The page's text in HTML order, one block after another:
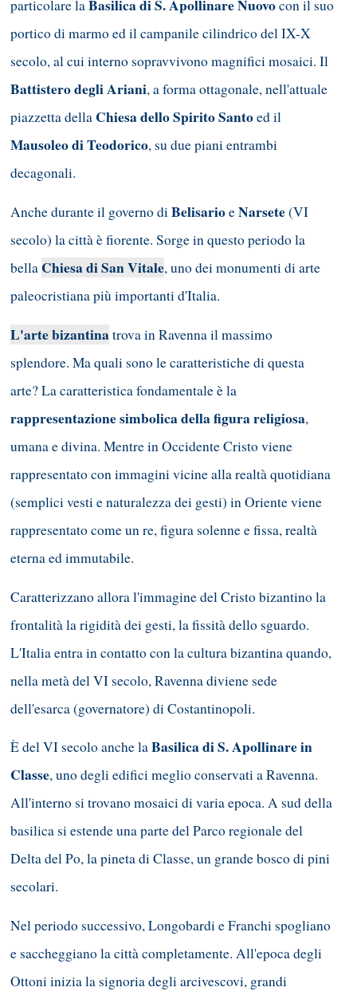
particolare laBasilica di S. Apollinare Nuovocon il suo
portico di marmo ed il campanile cilindrico del IX-X
secolo, al cui interno sopravvivono magnifici mosaici. Il
Battistero degli Ariani, a forma ottagonale, nell'attuale
piazzetta della Chiesa dello Spirito Santoed il
Mausoleo di Teodorico, su due piani entrambi
decagonali.
Anche durante il governo diBelisarioeNarsete(VI
secolo) la città è fiorente. Sorge in questo periodo la
bella Chiesa di San Vitale, uno dei monumenti di arte
paleocristiana più importanti d'Italia.
L'arte bizantinatrova in Ravenna il massimo
splendore. Ma quali sono le caratteristiche di questa
arte? La caratteristica fondamentale è la
rappresentazione simbolica della figura religiosa,
umana e divina. Mentre in Occidente Cristo viene
rappresentato con immagini vicine alla realtà quotidiana
(semplici vesti e naturalezza dei gesti) in Oriente viene
rappresentato come un re, figura solenne e fissa, realtà
eterna ed immutabile.
Caratterizzano allora l'immagine del Cristo bizantino la
frontalità la rigidità dei gesti, la fissità dello sguardo.
L'Italia entra in contatto con la cultura bizantina quando,
nella metà del VI secolo, Ravenna diviene sede
dell'esarca (governatore) di Costantinopoli.
È del VI secolo anche laBasilica di S. Apollinare in
Classe, uno degli edifici meglio conservati a Ravenna.
All'interno si trovano mosaici di varia epoca. A sud della
basilica si estende una parte del Parco regionale del
Delta del Po, la pineta di Classe, un grande bosco di pini
secolari.
Nel periodo successivo, Longobardi e Franchi spogliano
e saccheggiano la città completamente. All'epoca degli
Ottoni inizia la signoria degli arcivescovi, grandi